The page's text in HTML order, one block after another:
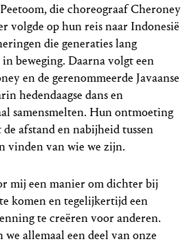
die choreograaf Cheroney
volgde op hun reis naar Indonesië
die generaties lang
beweging. Daarna volgt een
en de gerenommeerde Javaanse
hedendaagse dans en
samensmelten. Hun ontmoeting
afstand en nabijheid tussen
vinden van wie we zijn.
mij een manier om dichter bij
komen en tegelijkertijd een
te creëren voor anderen.
allemaal een deel van onze